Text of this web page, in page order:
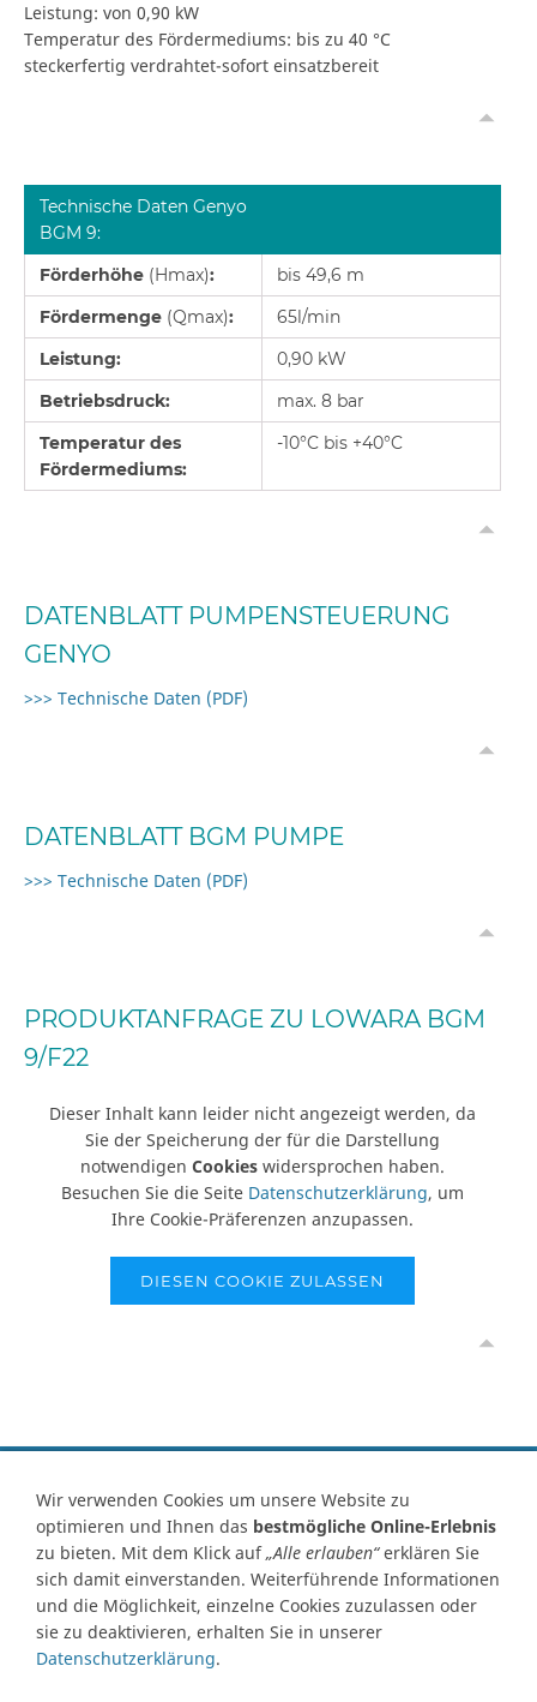
Leistung: von 0,90 kW
Temperatur des Fördermediums: bis zu 40 °C
steckerfertig verdrahtet-sofort einsatzbereit
Technische Daten Genyo
BGM 9:
Förderhöhe (Hmax):
bis 49,6 m
Fördermenge (Qmax):
65l/min
Leistung:
0,90 kW
Betriebsdruck:
max. 8 bar
Temperatur des
Fördermediums:
-10°C bis +40°C
DATENBLATT PUMPENSTEUERUNG
GENYO
>>> Technische Daten (PDF)
DATENBLATT BGM PUMPE
>>> Technische Daten (PDF)
PRODUKTANFRAGE ZU LOWARA BGM
9/F22
Dieser Inhalt kann leider nicht angezeigt werden, da
Sie der Speicherung der für die Darstellung
notwendigen Cookies widersprochen haben.
Besuchen Sie die Seite Datenschutzerklärung, um
Ihre Cookie-Präferenzen anzupassen.
DIESEN COOKIE ZULASSEN
Vertrag widerrufen
Kontakt Ersatzteile-AnfrageZahlungsartenVersand
WiderrufsrechtWiderrufsformularAGB Datenschutz
ImpressumIhre Cookie Einstellungen
Abbildungen können von Originalware abweichen! Angabe von
technischen Daten und Lieferzeit unter Vorbehalt.
Wir verwenden Cookies um unsere Website zu
optimieren und Ihnen das bestmögliche Online-Erlebnis
zu bieten. Mit dem Klick auf„Alle erlauben“erklären Sie
sich damit einverstanden. Weiterführende Informationen
und die Möglichkeit, einzelne Cookies zuzulassen oder
sie zu deaktivieren, erhalten Sie in unserer
Datenschutzerklärung.